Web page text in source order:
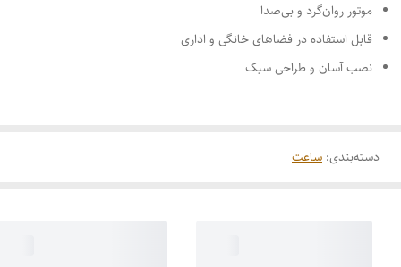
موتور روان‌گرد و بی‌صدا
قابل استفاده در فضاهای خانگی و اداری
نصب آسان و طراحی سبک
دسته‌بندی: ساعت